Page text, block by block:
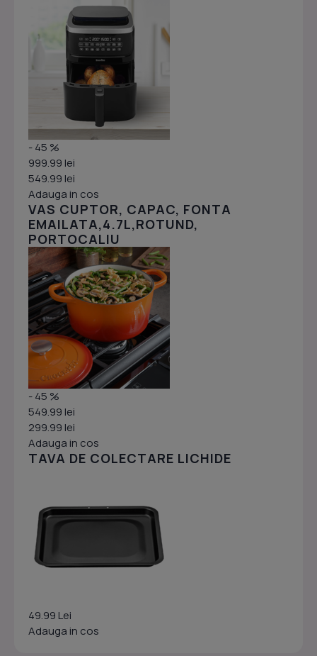
- 45 %
999.99 lei
549.99 lei
Adauga in cos
VAS CUPTOR, CAPAC, FONTA
EMAILATA,4.7L,ROTUND,
PORTOCALIU
- 45 %
549.99 lei
299.99 lei
Adauga in cos
TAVA DE COLECTARE LICHIDE
49.99 Lei
Adauga in cos